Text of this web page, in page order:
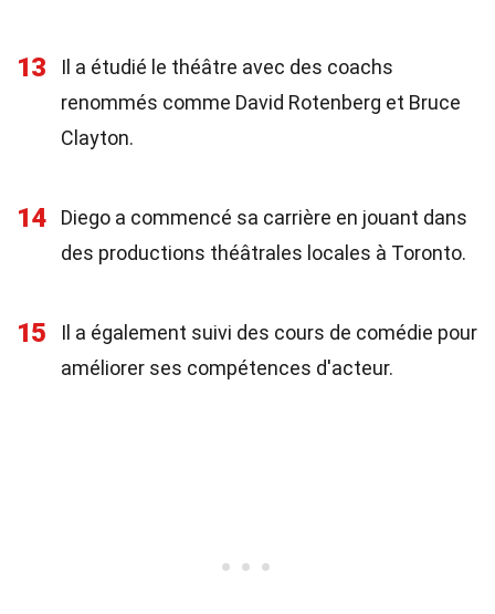
13
Il a étudié le théâtre avec des coachs
renommés comme David Rotenberg et Bruce
Clayton.
14
Diego a commencé sa carrière en jouant dans
des productions théâtrales locales à Toronto.
15
Il a également suivi des cours de comédie pour
améliorer ses compétences d'acteur.